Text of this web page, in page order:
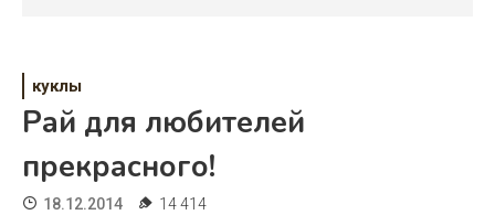
Свадьба
Жизнь
куклы
Рай для любителей
прекрасного!
18.12.2014 14 414